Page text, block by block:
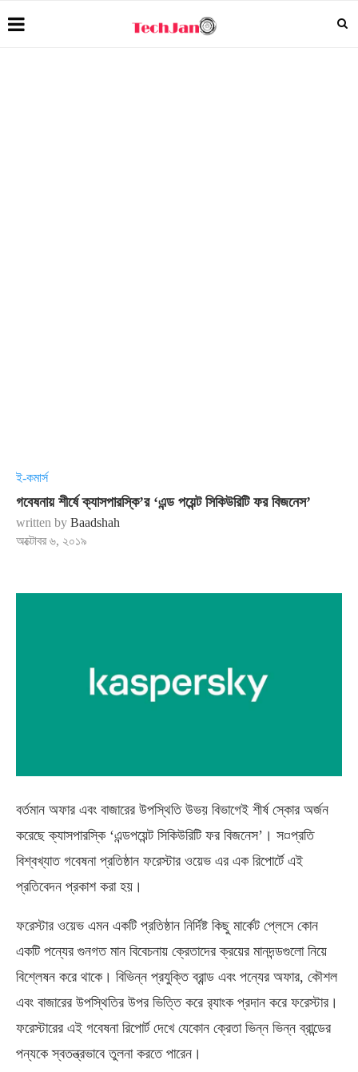
ই-কমার্স
গবেষনায় শীর্ষে ক্যাসপারস্কি’র ‘এন্ড পয়েন্ট সিকিউরিটি ফর বিজনেস’
written by Baadshah
অক্টোবর ৬, ২০১৯
বর্তমান অফার এবং বাজারের উপস্থিতি উভয় বিভাগেই শীর্ষ স্কোর অর্জন
করেছে ক্যাসপারস্কি ‘এন্ডপয়েন্ট সিকিউরিটি ফর বিজনেস’। স¤প্রতি
বিশ্বখ্যাত গবেষনা প্রতিষ্ঠান ফরেস্টার ওয়েভ এর এক রিপোর্টে এই
প্রতিবেদন প্রকাশ করা হয়।
ফরেস্টার ওয়েভ এমন একটি প্রতিষ্ঠান নির্দিষ্ট কিছু মার্কেট প্লেসে কোন
একটি পন্যের গুনগত মান বিবেচনায় ক্রেতাদের ক্রয়ের মানদন্ডগুলো নিয়ে
বিশ্লেষন করে থাকে। বিভিন্ন প্রযুক্তি ব্রান্ড এবং পন্যের অফার, কৌশল
এবং বাজারের উপস্থিতির উপর ভিত্তি করে র‌্যাংক প্রদান করে ফরেস্টার।
ফরেস্টারের এই গবেষনা রিপোর্ট দেখে যেকোন ক্রেতা ভিন্ন ভিন্ন ব্রান্ডের
পন্যকে স্বতন্ত্রভাবে তুলনা করতে পারেন।